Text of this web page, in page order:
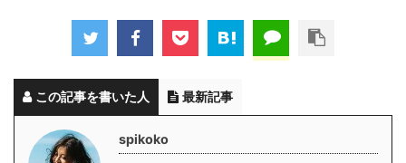
この記事を書いた人 最新記事
spikoko